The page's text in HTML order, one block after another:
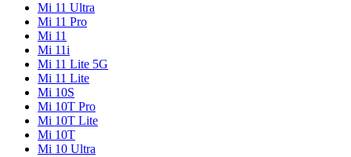
Mi 11 Ultra
Mi 11 Pro
Mi 11
Mi 11i
Mi 11 Lite 5G
Mi 11 Lite
Mi 10S
Mi 10T Pro
Mi 10T Lite
Mi 10T
Mi 10 Ultra